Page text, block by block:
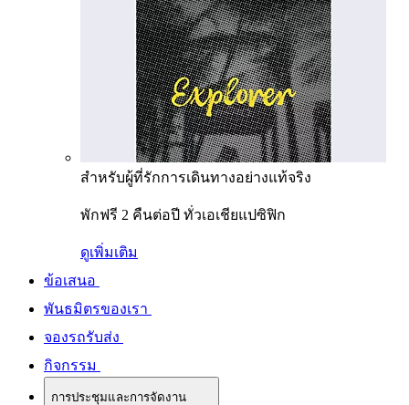
สำหรับผู้ที่รักการเดินทางอย่างแท้จริง
พักฟรี 2 คืนต่อปี ทั่วเอเชียแปซิฟิก
ดูเพิ่มเติม
ข้อเสนอ
พันธมิตรของเรา
จองรถรับส่ง
กิจกรรม
การประชุมและการจัดงาน